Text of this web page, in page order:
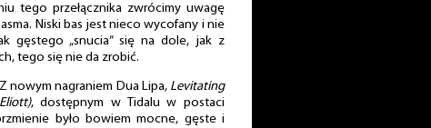
tego przełącznika zwrócimy uwagę
Niski bas jest nieco wycofany i nie
gęstego „snucia” się na dole, jak z
tego się nie da zrobić.
nowym nagraniem Dua Lipa, Levitating
, dostępnym w Tidalu w postaci
było bowiem mocne, gęste i